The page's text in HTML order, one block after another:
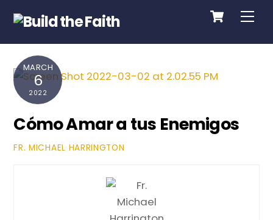
content
Cart
MARCH
6
2022
Cómo Amar a tus Enemigos
FR. MICHAEL HARRINGTON